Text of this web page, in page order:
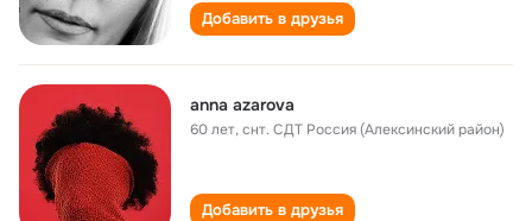
Добавить в друзья
anna azarova
60 лет,снт. СДТ Россия (Алексинский район)
Добавить в друзья